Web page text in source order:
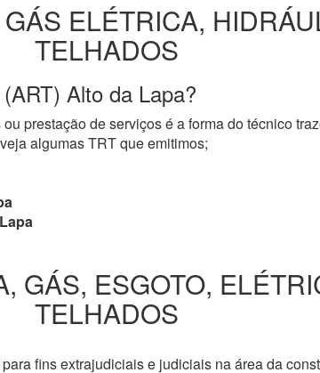
ELÉTRICA,
TELHADOS
Alto da Lapa?
prestação de serviços é a forma do técnico
algumas TRT que emitimos;
GÁS, ESGOTO,
TELHADOS
fins extrajudiciais e judiciais na área da